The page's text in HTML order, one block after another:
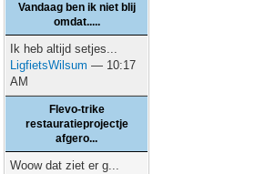
Vandaag ben ik niet blij
omdat.....
Ik heb altijd setjes...
LigfietsWilsum — 10:17
AM
Flevo-trike
restauratieprojectje
afgero...
Woow dat ziet er g...